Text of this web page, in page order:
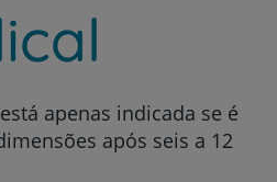
apenas indicada se é
após seis a 12